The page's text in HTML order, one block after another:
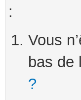
:
Vous
bas de
?